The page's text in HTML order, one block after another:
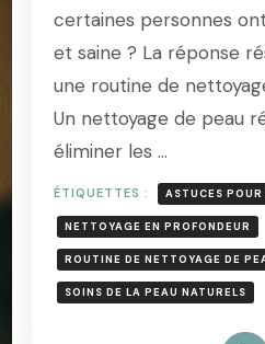
certaines personnes
et saine ? La réponse
une routine de
Un nettoyage de peau
éliminer les …
ÉTIQUETTES : ASTUCES
NETTOYAGE EN PROFONDEUR
ROUTINE DE NETTOYAGE DE
SOINS DE LA PEAU NATURELS